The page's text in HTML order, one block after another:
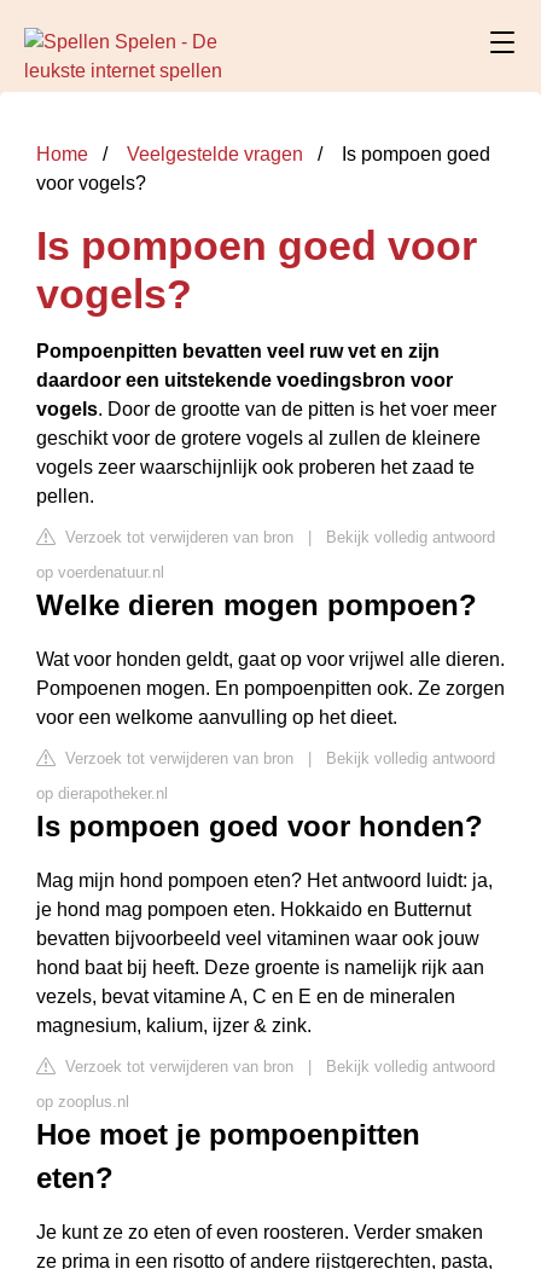
Home Veelgestelde vragen
Is pompoen goed
voor vogels?
Is pompoen goed voor
vogels?
Pompoenpitten bevatten veel ruw vet en zijn
daardoor een uitstekende voedingsbron voor
vogels. Door de grootte van de pitten is het voer meer
geschikt voor de grotere vogels al zullen de kleinere
vogels zeer waarschijnlijk ook proberen het zaad te
pellen.
Verzoek tot verwijderen van bron
Bekijk volledig antwoord
op voerdenatuur.nl
Welke dieren mogen pompoen?
Wat voor honden geldt, gaat op voor vrijwel alle dieren.
Pompoenen mogen. En pompoenpitten ook. Ze zorgen
voor een welkome aanvulling op het dieet.
Verzoek tot verwijderen van bron
Bekijk volledig antwoord
op dierapotheker.nl
Is pompoen goed voor honden?
Mag mijn hond pompoen eten? Het antwoord luidt: ja,
je hond mag pompoen eten. Hokkaido en Butternut
bevatten bijvoorbeeld veel vitaminen waar ook jouw
hond baat bij heeft. Deze groente is namelijk rijk aan
vezels, bevat vitamine A, C en E en de mineralen
magnesium, kalium, ijzer & zink.
Verzoek tot verwijderen van bron
Bekijk volledig antwoord
op zooplus.nl
Hoe moet je pompoenpitten
eten?
Je kunt ze zo eten of even roosteren. Verder smaken
ze prima in een risotto of andere rijstgerechten, pasta,